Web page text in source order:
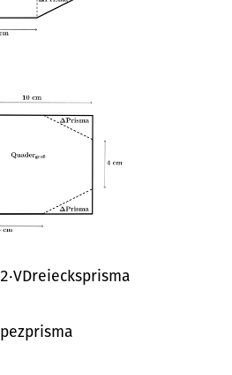
2⋅VDreiecksprisma
pezprisma